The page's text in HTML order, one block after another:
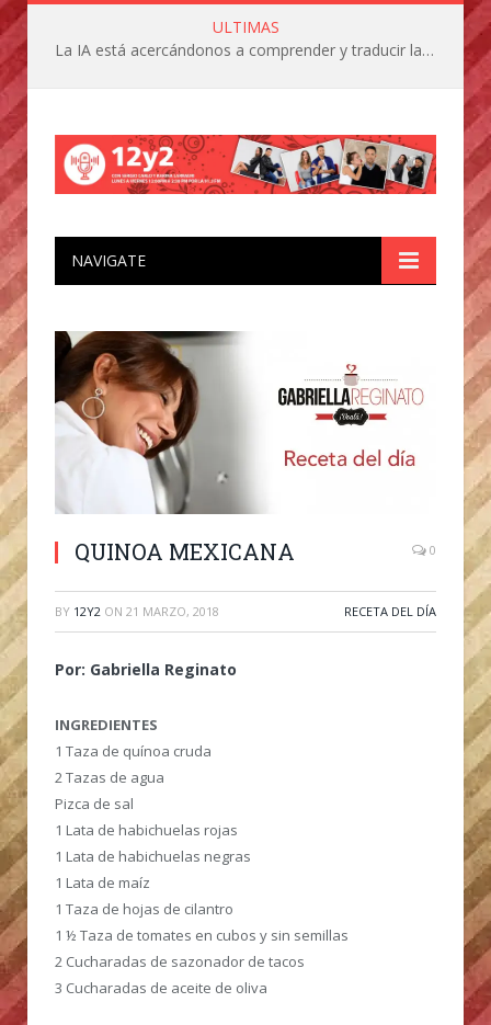
ULTIMAS
La IA está acercándonos a comprender y traducir las vocalizaciones y comportamientos de nuestras mascotas
NAVIGATE
QUINOA MEXICANA 0
BY 12Y2 ON 21 MARZO, 2018 RECETA DEL DÍA
Por: Gabriella Reginato
INGREDIENTES
1 Taza de quínoa cruda
2 Tazas de agua
Pizca de sal
1 Lata de habichuelas rojas
1 Lata de habichuelas negras
1 Lata de maíz
1 Taza de hojas de cilantro
1 ½ Taza de tomates en cubos y sin semillas
2 Cucharadas de sazonador de tacos
3 Cucharadas de aceite de oliva